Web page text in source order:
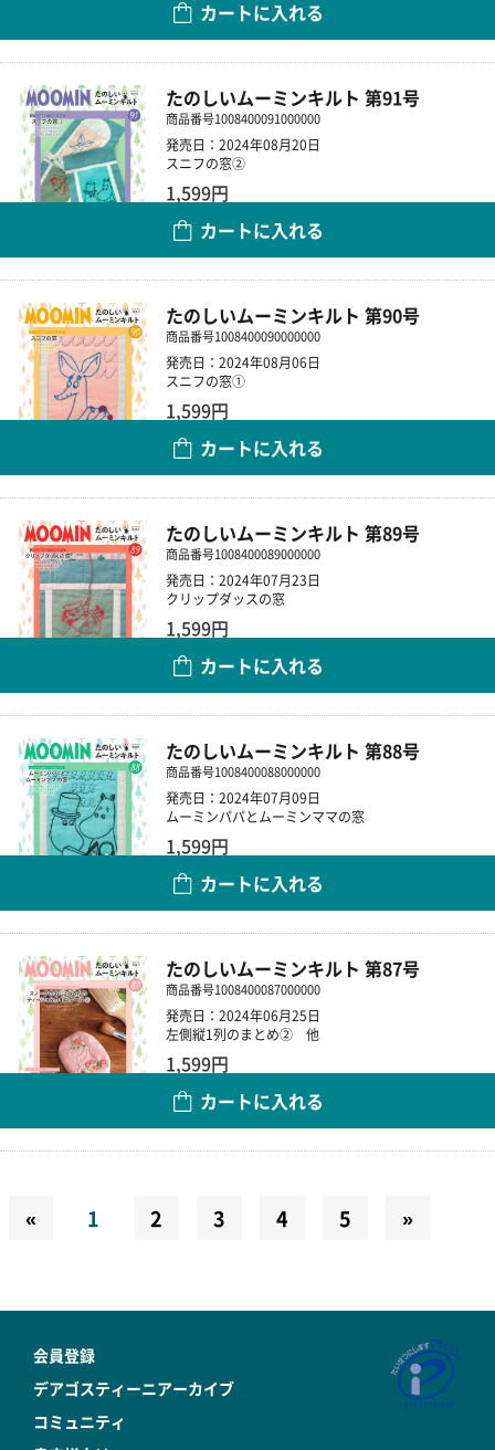
カートに入れる
たのしいムーミンキルト 第91号
商品番号1008400091000000
発売日：2024年08月20日
スニフの窓②
1,599円
カートに入れる
たのしいムーミンキルト 第90号
商品番号1008400090000000
発売日：2024年08月06日
スニフの窓①
1,599円
カートに入れる
たのしいムーミンキルト 第89号
商品番号1008400089000000
発売日：2024年07月23日
クリップダッスの窓
1,599円
カートに入れる
たのしいムーミンキルト 第88号
商品番号1008400088000000
発売日：2024年07月09日
ムーミンパパとムーミンママの窓
1,599円
カートに入れる
たのしいムーミンキルト 第87号
商品番号1008400087000000
発売日：2024年06月25日
左側縦1列のまとめ② 他
1,599円
カートに入れる
« 1 2 3 4 5 »
会員登録
デアゴスティーニアーカイブ
コミュニティ